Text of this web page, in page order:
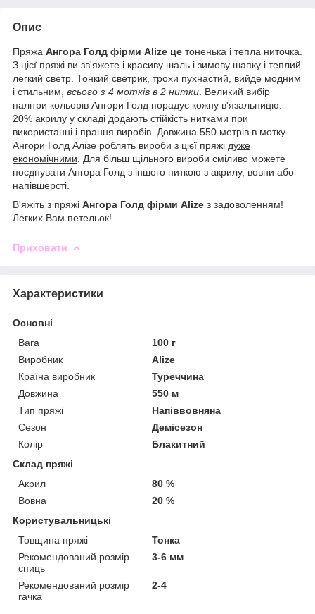
Опис
Пряжа Ангора Голд фірми Alize це тоненька і тепла ниточка.
З цієї пряжі ви зв'яжете і красиву шаль і зимову шапку і теплий
легкий светр. Тонкий светрик, трохи пухнастий, вийде модним
і стильним, всього з 4 мотків в 2 нитки . Великий вибір
палітри кольорів Ангори Голд порадує кожну в'язальницю.
20% акрилу у складі додають стійкість нитками при
використанні і прання виробів. Довжина 550 метрів в мотку
Ангори Голд Алізе роблять вироби з цієї пряжі дуже
економічними . Для більш щільного вироби сміливо можете
поєднувати Ангора Голд з іншого ниткою з акрилу, вовни або
напівшерсті.
В'яжіть з пряжі Ангора Голд фірми Alize з задоволенням!
Легких Вам петельок!
Приховати
Характеристики
Основні
Вага
100 г
Виробник
Alize
Країна виробник
Туреччина
Довжина
550 м
Тип пряжі
Напіввовняна
Сезон
Демісезон
Колір
Блакитний
Склад пряжі
Акрил
80 %
Вовна
20 %
Користувальницькі
Товщина пряжі
Тонка
Рекомендований розмір
спиць
3-6 мм
Рекомендований розмір
гачка
2-4